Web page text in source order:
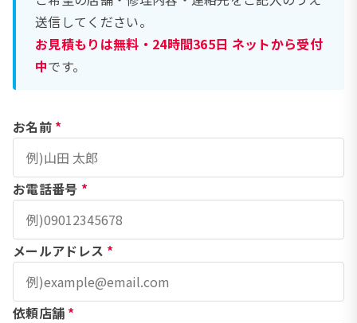
送信してください。
お見積もりは無料・24時間365日 ネットから受付
中です。
お名前 *
お電話番号 *
メールアドレス *
依頼店舗 *